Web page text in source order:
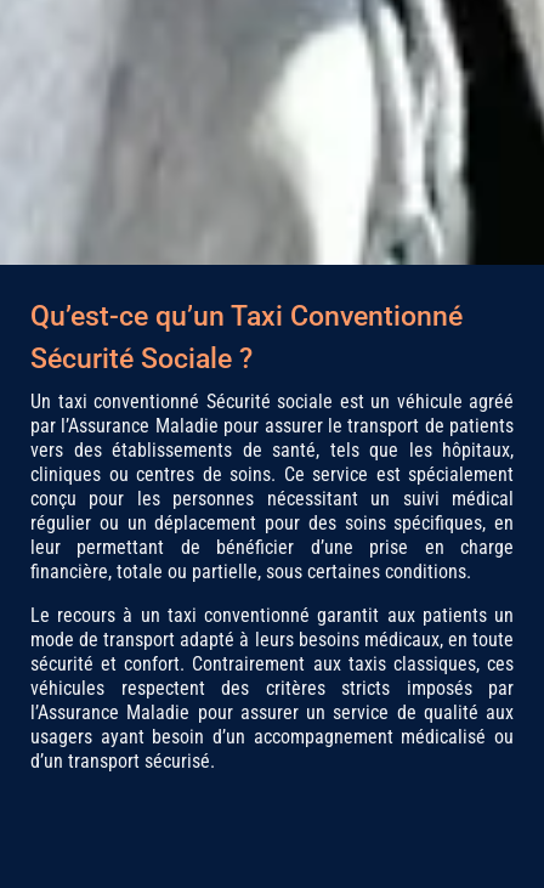
Qu’est-ce qu’un Taxi Conventionné
Sécurité Sociale ?
Un taxi conventionné Sécurité sociale est un véhicule agréé
par l’Assurance Maladie pour assurer le transport de patients
vers des établissements de santé, tels que les hôpitaux,
cliniques ou centres de soins. Ce service est spécialement
conçu pour les personnes nécessitant un suivi médical
régulier ou un déplacement pour des soins spécifiques, en
leur permettant de bénéficier d’une prise en charge
financière, totale ou partielle, sous certaines conditions.
Le recours à un taxi conventionné garantit aux patients un
mode de transport adapté à leurs besoins médicaux, en toute
sécurité et confort. Contrairement aux taxis classiques, ces
véhicules respectent des critères stricts imposés par
l’Assurance Maladie pour assurer un service de qualité aux
usagers ayant besoin d’un accompagnement médicalisé ou
d’un transport sécurisé.